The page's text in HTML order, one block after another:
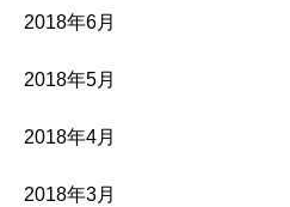
2018年6月
2018年5月
2018年4月
2018年3月